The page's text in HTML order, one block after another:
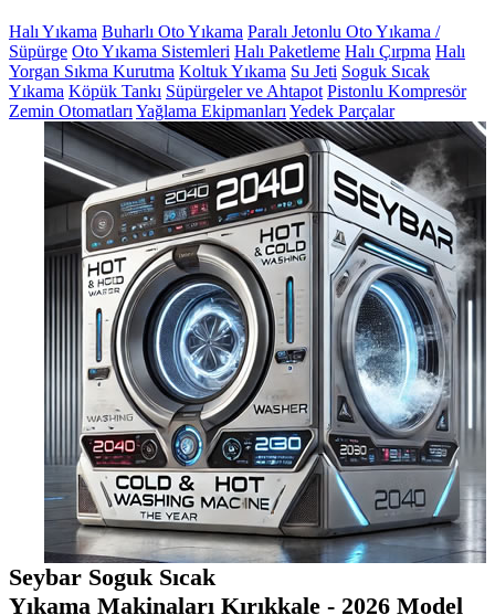
Halı Yıkama Buharlı Oto Yıkama Paralı Jetonlu Oto Yıkama /
Süpürge Oto Yıkama Sistemleri Halı Paketleme Halı Çırpma Halı
Yorgan Sıkma Kurutma Koltuk Yıkama Su Jeti Soguk Sıcak
Yıkama Köpük Tankı Süpürgeler ve Ahtapot Pistonlu Kompresör
Zemin Otomatları Yağlama Ekipmanları Yedek Parçalar
Seybar Soguk Sıcak
Yıkama Makinaları Kırıkkale - 2026 Model